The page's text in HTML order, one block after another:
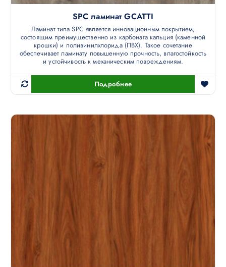
SPC ламинат GCATTI
Ламинат типа SPC является инновационным покрытием,
состоящим преимущественно из карбоната кальция (каменной
крошки) и поливинилхлорида (ПВХ). Такое сочетание
обеспечивает ламинату повышенную прочность, влагостойкость
и устойчивость к механическим повреждениям.
Подробнее